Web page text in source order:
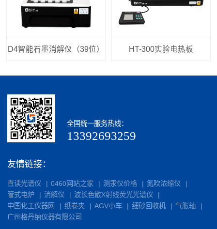
D4智能石墨消解仪（39位） HT-300实验电热板
全国统一服务热线：
13392693259
友情链接：
直读光谱仪 0460网站之家 测汞仪价格
氮吹浓缩仪
管式电炉
消解仪
波长色散X射线荧光光谱仪
中国化工仪器网
纸卷夹 AGV小车 细砂回收机
气胀轴
广州格丹纳仪器有限公司